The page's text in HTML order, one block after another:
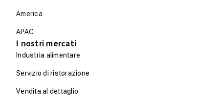
America
APAC
I nostri mercati
Industria alimentare
Servizio di ristorazione
Vendita al dettaglio